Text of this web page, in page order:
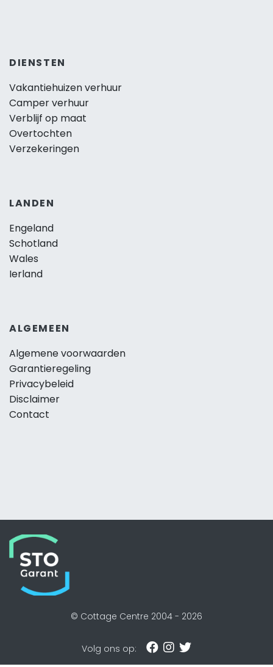
DIENSTEN
Vakantiehuizen verhuur
Camper verhuur
Verblijf op maat
Overtochten
Verzekeringen
LANDEN
Engeland
Schotland
Wales
Ierland
ALGEMEEN
Algemene voorwaarden
Garantieregeling
Privacybeleid
Disclaimer
Contact
© Cottage Centre 2004 - 2026
Volg ons op: